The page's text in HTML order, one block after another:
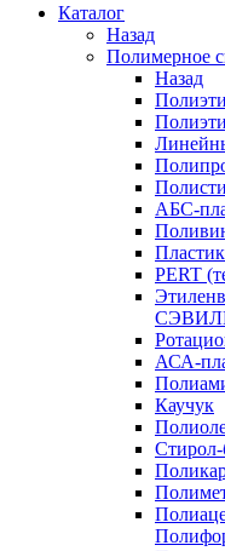
Каталог
Назад
Полимерное
Назад
АБС-
PERT
АСА-
Каучук